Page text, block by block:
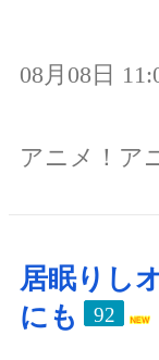
08月08日
アニメ！ア
居眠りし
にも
92